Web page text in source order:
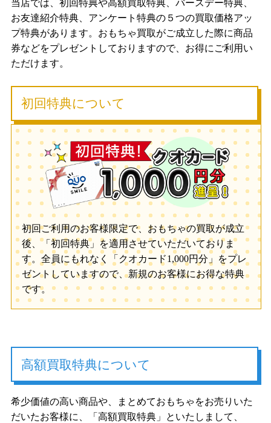
当店では、初回特典や高額買取特典、バースデー特典、
お友達紹介特典、アンケート特典の５つの買取価格アッ
プ特典があります。おもちゃ買取がご成立した際に商品
券などをプレゼントしておりますので、お得にご利用い
ただけます。
初回特典について
初回ご利用のお客様限定で、おもちゃの買取が成立
後、「初回特典」を適用させていただいておりま
す。全員にもれなく「クオカード1,000円分」をプレ
ゼントしていますので、新規のお客様にお得な特典
です。
高額買取特典について
希少価値の高い商品や、まとめておもちゃをお売りいた
だいたお客様に、「高額買取特典」といたしまして、